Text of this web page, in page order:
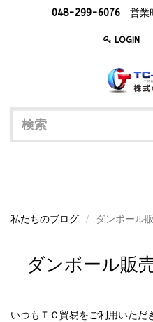
048-299-6076 営業
LOGIN
私たちのブログ ダンボール
ダンボール販
いつもＴＣ貿易をご利用いただ